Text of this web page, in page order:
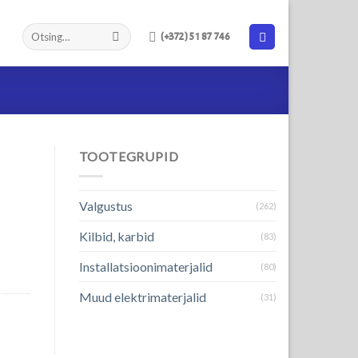
(+372) 51 87 746
TOOTEGRUPID
Valgustus (262)
Kilbid, karbid (83)
Installatsioonimaterjalid (80)
Muud elektrimaterjalid (31)